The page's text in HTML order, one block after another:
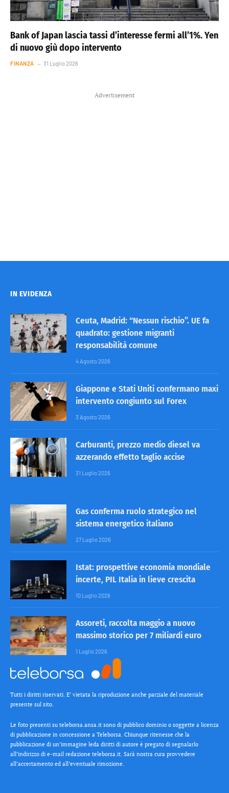
Bank of Japan lascia tassi d’interesse fermi all’1%. Yen
di nuovo giù dopo intervento
FINANZA 31 Luglio 2026
Advertisement
IN EVIDENZA
Ceuta, Madrid: “Nessun rischio”. UE fa
quadrato: gestione migranti
responsabilità comune
4 Agosto 2026
Giappone e Stati Uniti confermano maxi
intervento congiunto sul Forex
3 Agosto 2026
Carburanti, prezzo medio diesel va
azzerando effetto taglio accise
31 Luglio 2026
Gas conferma ruolo strategico nel
sistema energetico italiano
27 Luglio 2026
Istat: prospettive economia mondiale
incerte, PIL Italia in lieve crescita
10 Luglio 2026
Assoreti, raccolta maggio a nuovo
massimo storico per 7 miliardi euro
1 Luglio 2026
Tutti i diritti riservati. E’ vietata la riproduzione anche parziale del materiale
presente sul sito.
Le foto presenti su teleborsa.ansa.it sono di pubblico dominio o soggette a licenza
di pubblicazione in concessione a Teleborsa. Chiunque ritenesse che la
pubblicazione di un’immagine leda diritti di autore è pregato di segnalarlo
all’indirizzo di e-mail redazione teleborsa.it. Sarà nostra cura provvedere
all’accertamento ed all’eventuale rimozione.